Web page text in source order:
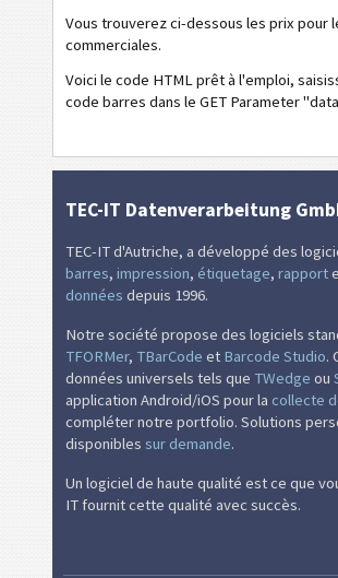
Vous trouverez ci-dessous les prix pour
commerciales.
Voici le code HTML prêt à l'emploi,
code barres dans le GET Parameter
TEC-IT Datenverarbeitung
TEC-IT d'Autriche, a développé des
barres, impression, étiquetage, rapport
données depuis 1996.
Notre société propose des logiciels
TFORMer, TBarCode et Barcode Studio.
données universels tels que TWedge ou
application Android/iOS pour la collecte
compléter notre portfolio. Solutions
disponibles sur demande.
Un logiciel de haute qualité est ce que
IT fournit cette qualité avec succès.